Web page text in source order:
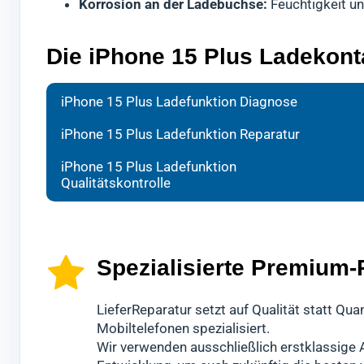
Korrosion an der Ladebuchse: Feuchtigkeit
Die iPhone 15 Plus
iPhone 15 Plus Ladefunktion Diagnose
iPhone 15 Plus Ladefunktion Reparatur
iPhone 15 Plus Ladefunktion
Qualitätskontrolle
Spezialisierte
LieferReparatur setzt auf Qualität statt
Mobiltelefonen spezialisiert.
Wir verwenden ausschließlich erstklassige